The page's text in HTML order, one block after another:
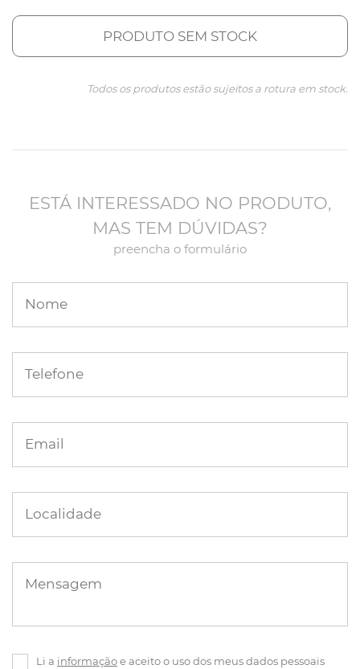
PRODUTO SEM STOCK
Todos os produtos estão sujeitos a rotura em stock.
ESTÁ INTERESSADO NO PRODUTO,
MAS TEM DÚVIDAS?
preencha o formulário
Nome
Telefone
Email
Localidade
Mensagem
Li a informaçãoe aceito o uso dos meus dados pessoais